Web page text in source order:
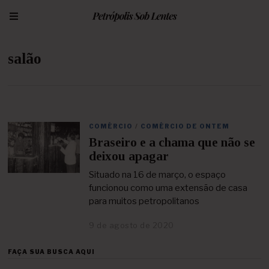
salão
COMÉRCIO / COMÉRCIO DE ONTEM
Braseiro e a chama que não se
deixou apagar
Situado na 16 de março, o espaço
funcionou como uma extensão de casa
para muitos petropolitanos
FAÇA SUA BUSCA AQUI